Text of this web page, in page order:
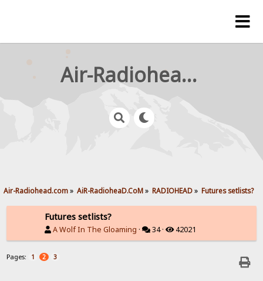
Air-Radiohead.com
Air-Radiohead.com» AiR-RadioheaD.CoM» RADIOHEAD» Futures setlists?
Futures setlists?
A Wolf In The Gloaming · 34 · 42021
Pages: 1 2 3